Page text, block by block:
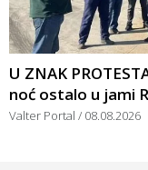
U ZNAK
noć ostalo u jami
Valter Portal 08.08.2026